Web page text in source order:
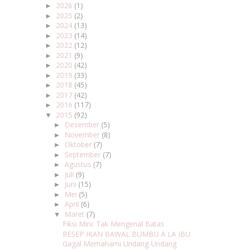
► 2026 (1)
► 2025 (2)
► 2024 (13)
► 2023 (14)
► 2022 (12)
► 2021 (9)
► 2020 (42)
► 2019 (33)
► 2018 (45)
► 2017 (42)
► 2016 (117)
▼ 2015 (92)
► Desember (5)
► November (8)
► Oktober (7)
► September (7)
►Agustus (7)
► Juli (9)
► Juni (15)
► Mei (5)
►April (6)
▼ Maret (7)
Fiksi Mini: Tak Mengenal Batas
RESEP IKAN BAWAL BUMBU A LA IBU
Gagal Memahami Undang-Undang